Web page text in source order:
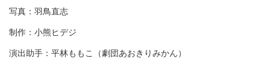
写真：羽鳥直志
制作：小熊ヒデジ
演出助手：平林ももこ（劇団あおきりみかん）